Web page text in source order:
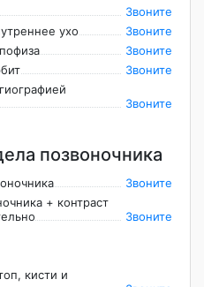
Звоните
ухо
Звоните
Звоните
Звоните
Звоните
позвоночника
Звоните
+ контраст
Звоните
кисти и